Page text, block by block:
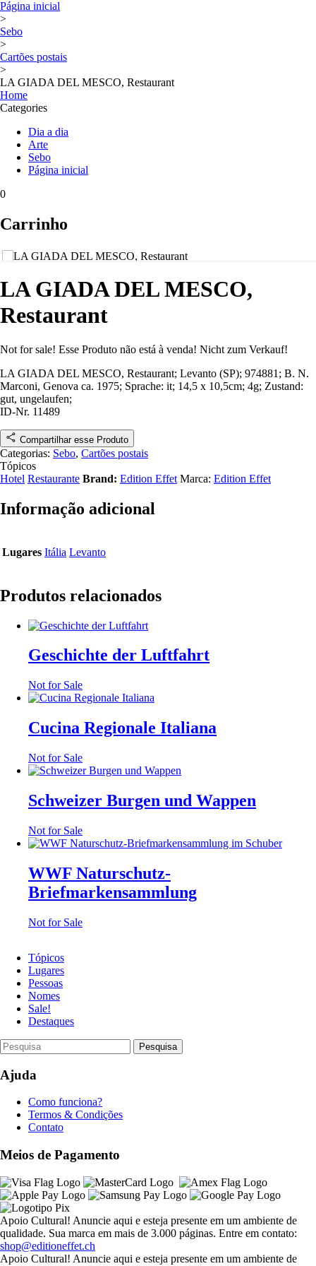
Página inicial
>
Sebo
>
Cartões postais
>
LA GIADA DEL MESCO, Restaurant
Home
Categories
Dia a dia
Arte
Sebo
Página inicial
0
Carrinho
LA GIADA DEL MESCO,
Restaurant
Not for sale! Esse Produto não está à venda! Nicht zum Verkauf!
LA GIADA DEL MESCO, Restaurant; Levanto (SP); 974881 ; B. N.
Marconi, Genova ca. 1975; Sprache: it; 14,5 x 10,5cm; 4g; Zustand:
gut, ungelaufen;
ID-Nr. 11489
Compartilhar esse Produto
Categorias: Sebo, Cartões postais
Tópicos
Hotel Restaurante Brand: Edition Effet Marca: Edition Effet
Informação adicional
Lugares Itália Levanto
Produtos relacionados
Geschichte der Luftfahrt
Not for Sale
Cucina Regionale Italiana
Not for Sale
Schweizer Burgen und Wappen
Not for Sale
WWF Naturschutz-
Briefmarkensammlung
Not for Sale
Tópicos
Lugares
Pessoas
Nomes
Sale!
Destaques
Ajuda
Como funciona?
Termos & Condições
Contato
Meios de Pagamento
Apoio Cultural! Anuncie aqui e esteja presente em um ambiente de
qualidade. Sua marca em mais de 3.000 páginas. Entre em contato:
shop@editioneffet.ch
Apoio Cultural! Anuncie aqui e esteja presente em um ambiente de